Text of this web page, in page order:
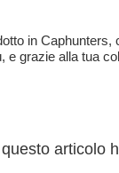
in Caphunters,
e grazie alla tua
articolo